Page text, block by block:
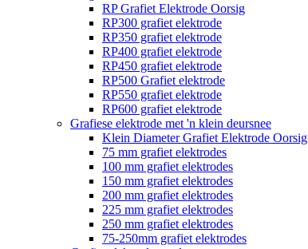
RP Grafiet Elektrode Oorsig
RP300 grafiet elektrode
RP350 grafiet elektrode
RP400 grafiet elektrode
RP450 grafiet elektrode
RP500 Grafiet elektrode
RP550 grafiet elektrode
RP600 grafiet elektrode
Grafiese elektrode met 'n klein deursnee
Klein Diameter Grafiet Elektrode Oorsig
75 mm grafiet elektrodes
100 mm grafiet elektrodes
150 mm grafiet elektrodes
200 mm grafiet elektrodes
225 mm grafiet elektrodes
250 mm grafiet elektrodes
75-250mm grafiet elektrodes